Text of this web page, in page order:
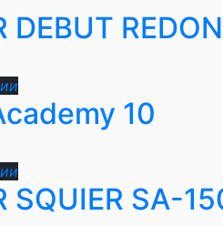
DEBUT
10
SQUIER SA-